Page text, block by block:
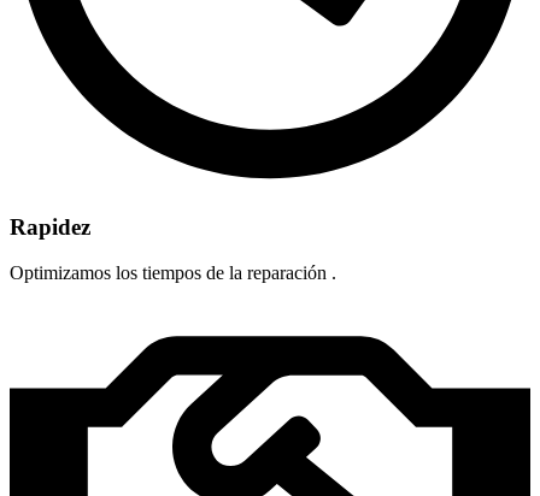
Rapidez
Optimizamos los tiempos de la reparación .